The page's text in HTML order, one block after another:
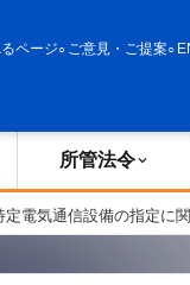
ページ ご意見・ご提案
所管法令
電気通信設備の指定に